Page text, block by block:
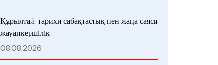
Құрылтай: тарихи сабақтастық пен жаңа саяси
жауапкершілік
08.08.2026